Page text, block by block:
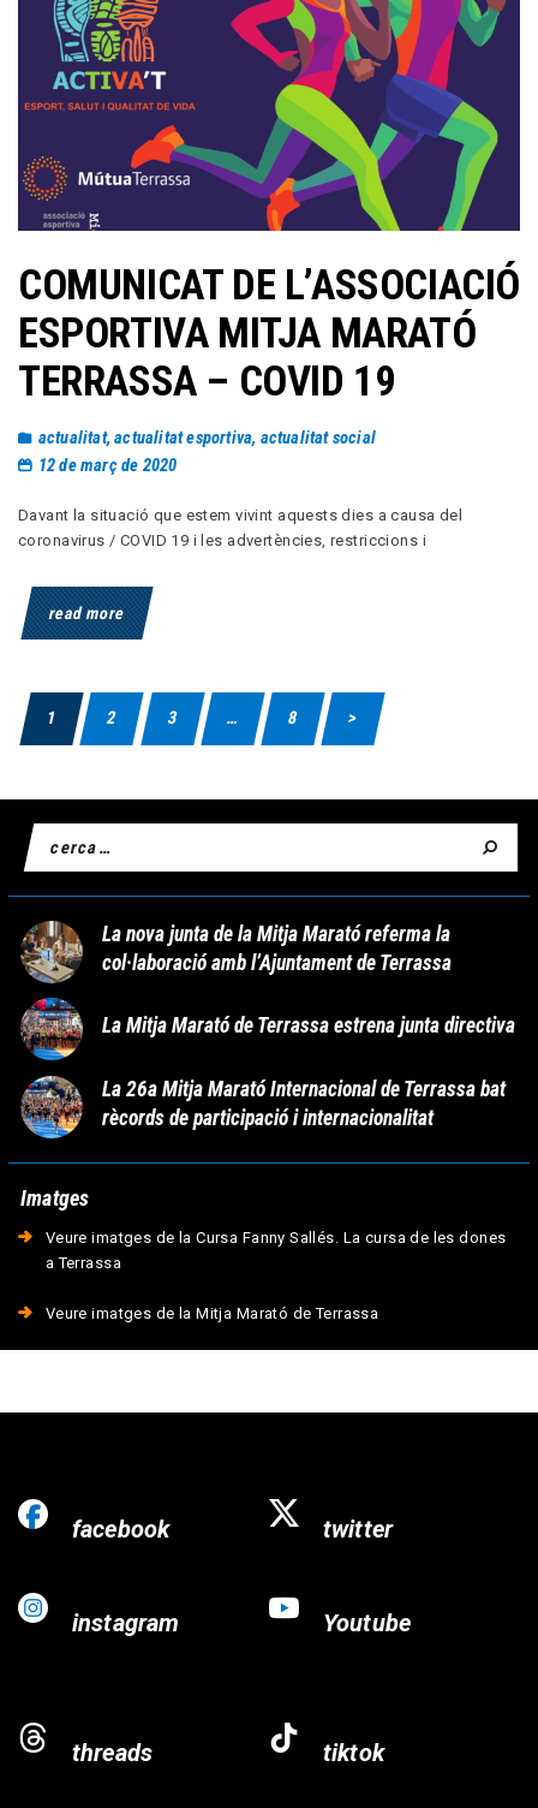
COMUNICAT DE L’ASSOCIACIÓ
ESPORTIVA MITJA MARATÓ
TERRASSA – COVID 19
actualitat,actualitat esportiva, actualitat social
12 de març de 2020
Davant la situació que estem vivint aquests dies a causa del
coronavirus / COVID 19 i les advertències, restriccions i
read more
1 2 3 … 8 >
La nova junta de la Mitja Marató referma la
col·laboració amb l’Ajuntament de Terrassa
La Mitja Marató de Terrassa estrena junta directiva
La 26a Mitja Marató Internacional de Terrassa bat
rècords de participació i internacionalitat
Imatges
Veure imatges de la Cursa Fanny Sallés. La cursa de les dones
a Terrassa
Veure imatges de la Mitja Marató de Terrassa
facebook twitter
instagram Youtube
threads tiktok